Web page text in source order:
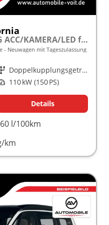
Beach 2.0 TDI 150PS DSG ACC/KAMERA/LED frei konfigurierbar!
Neuwagen mit Tageszulassung
Getriebe
Doppelkupplungsgetriebe (DSG)
Leistung 110 kW (150 PS)
Details
l/100km
km